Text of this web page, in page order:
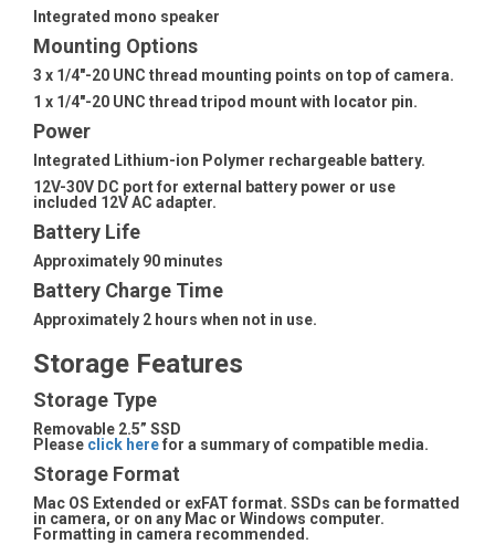
Integrated mono speaker
Mounting Options
3 x 1/4"-20 UNC thread mounting points on top of camera.
1 x 1/4"-20 UNC thread tripod mount with locator pin.
Power
Integrated Lithium-ion Polymer rechargeable battery.
12V-30V DC port for external battery power or use
included 12V AC adapter.
Battery Life
Approximately 90 minutes
Battery Charge Time
Approximately 2 hours when not in use.
Storage Features
Storage Type
Removable 2.5” SSD
Please click herefor a summary of compatible media.
Storage Format
Mac OS Extended or exFAT format. SSDs can be formatted
in camera, or on any Mac or Windows computer.
Formatting in camera recommended.